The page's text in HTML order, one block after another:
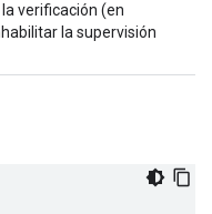
verificación (en
la supervisión